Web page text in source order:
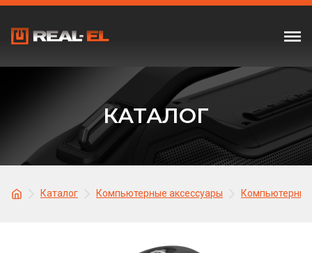
КАТАЛОГ
Каталог Компьютерные аксессуары